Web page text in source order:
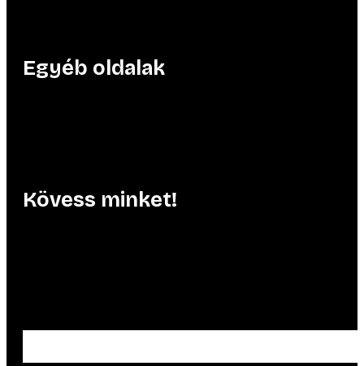
Egyéb oldalak
Kövess minket!